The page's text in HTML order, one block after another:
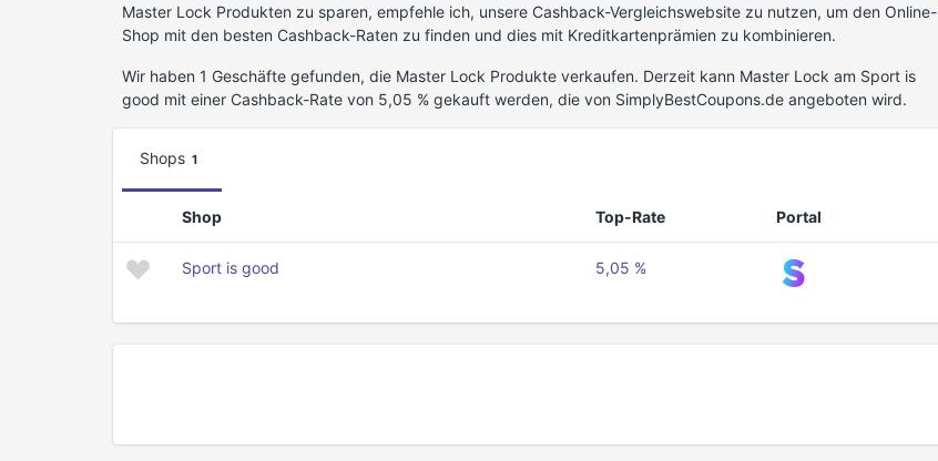
Master Lock Produkten zu sparen, empfehle ich, unsere Cashback-Vergleichswebsite zu nutzen, um den Online-
Shop mit den besten Cashback-Raten zu finden und dies mit Kreditkartenprämien zu kombinieren.
Wir haben 1 Geschäfte gefunden, die Master Lock Produkte verkaufen. Derzeit kann Master Lock am Sport is
good mit einer Cashback-Rate von 5,05 % gekauft werden, die von SimplyBestCoupons.de angeboten wird.
Shops 1
Shop Top-Rate Portal
Sport is good 5,05 %